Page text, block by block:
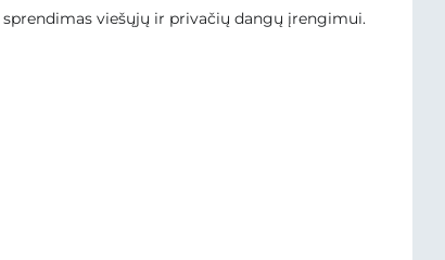
viešųjų ir privačių dangų įrengimui.